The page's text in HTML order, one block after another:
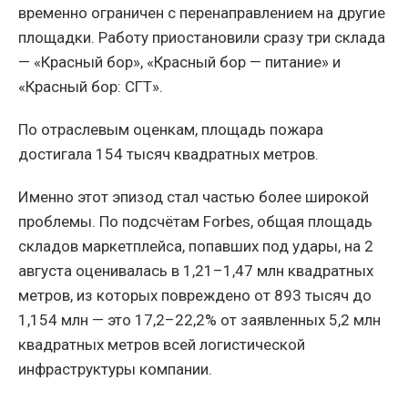
временно ограничен с перенаправлением на другие
площадки. Работу приостановили сразу три склада
— «Красный бор», «Красный бор — питание» и
«Красный бор: СГТ».
По отраслевым оценкам, площадь пожара
достигала 154 тысяч квадратных метров.
Именно этот эпизод стал частью более широкой
проблемы. По подсчётам Forbes, общая площадь
складов маркетплейса, попавших под удары, на 2
августа оценивалась в 1,21–1,47 млн квадратных
метров, из которых повреждено от 893 тысяч до
1,154 млн — это 17,2–22,2% от заявленных 5,2 млн
квадратных метров всей логистической
инфраструктуры компании.